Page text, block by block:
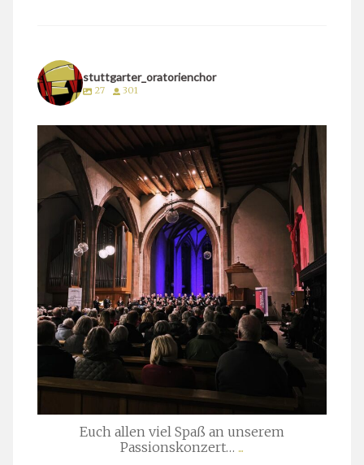
stuttgarter_oratorienchor
27 301
stuttgarter_oratorienchor
März 24
Euch allen viel Spaß an unserem
Passionskonzert… ...